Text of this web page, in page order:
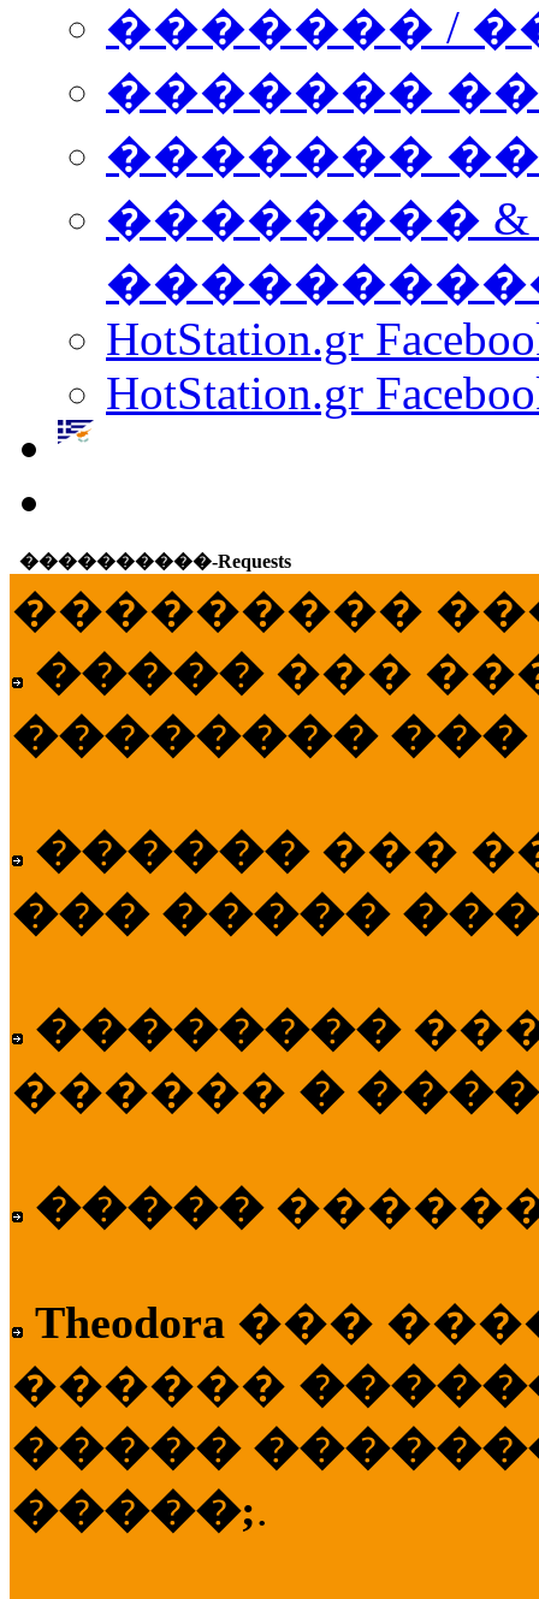
������� /
�������
������� ���
��������
HotStation.gr
HotStation.gr
����������-Requests
���������
����� ���
�������� ���
������ ���
��� �����
��������
������ �
�����
Theodora ���
������
�����
�����;.